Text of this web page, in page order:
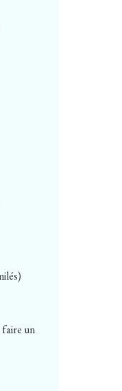
un